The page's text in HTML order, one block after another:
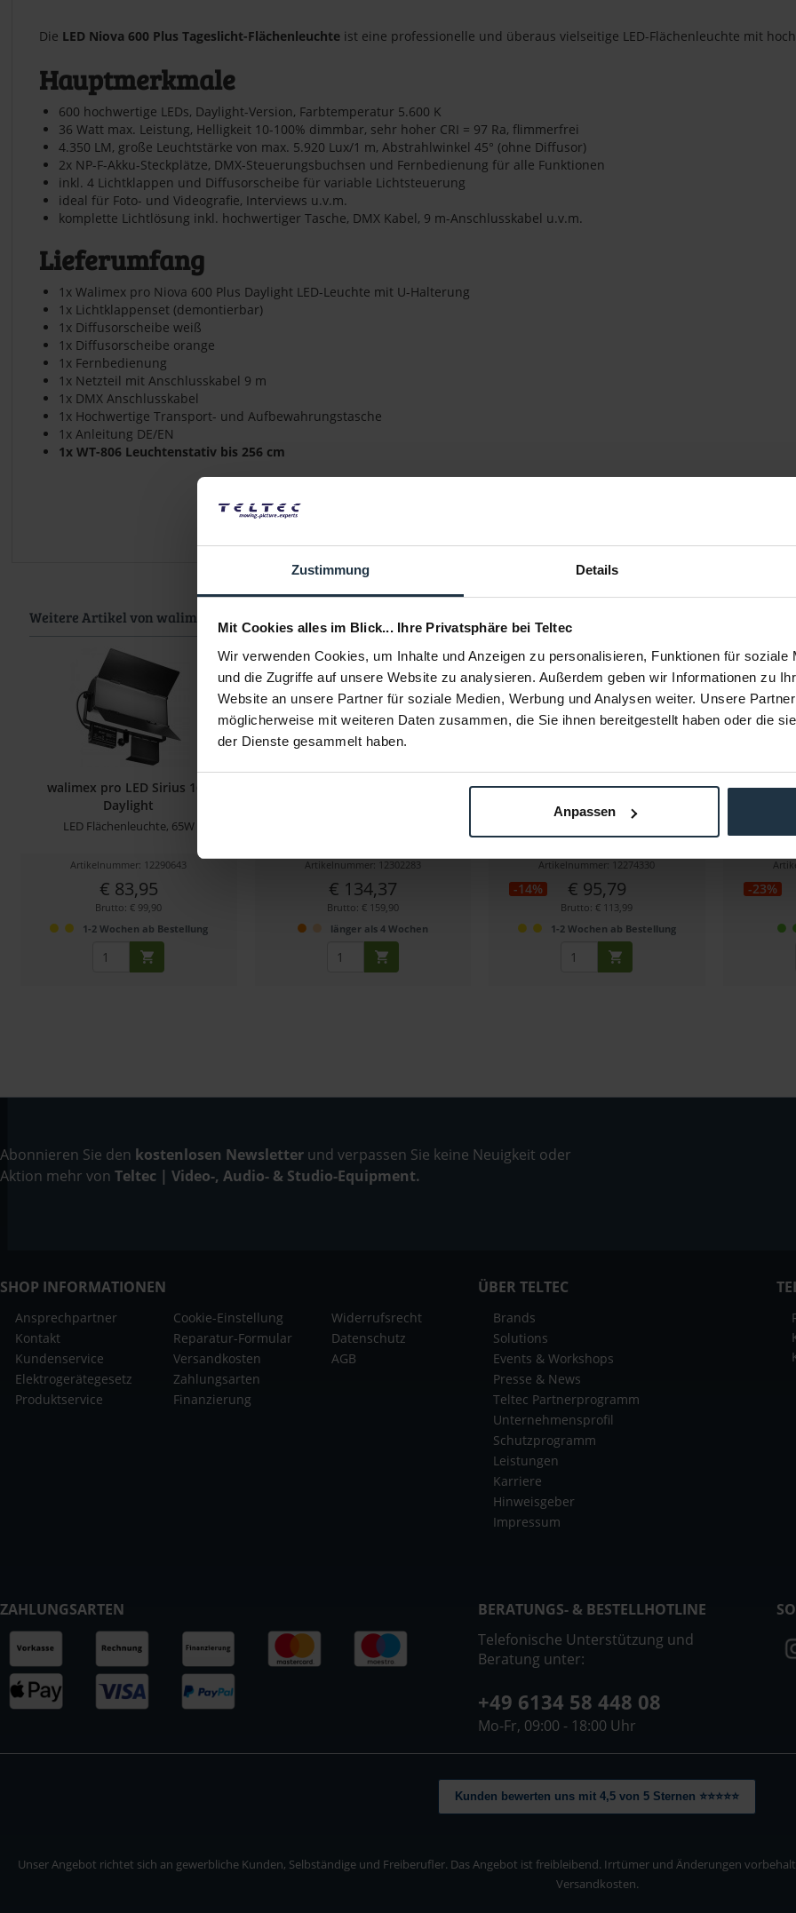
Zustimmung Details
Mit Cookies alles im Blick... Ihre Privatsphäre bei Teltec
Wir verwenden Cookies, um Inhalte und Anzeigen zu personalisieren, Funktionen für soziale
und die Zugriffe auf unsere Website zu analysieren. Außerdem geben wir Informationen zu
Website an unsere Partner für soziale Medien, Werbung und Analysen weiter. Unsere
möglicherweise mit weiteren Daten zusammen, die Sie ihnen bereitgestellt haben oder die
der Dienste gesammelt haben.
Anpassen
Die LED Niova 600 Plus Tageslicht-Flächenleuchte ist eine professionelle und überaus vielseitige LED-Flächenleuchte mit
Hauptmerkmale
600 hochwertige LEDs, Daylight-Version, Farbtemperatur 5.600 K
36 Watt max. Leistung, Helligkeit 10-100% dimmbar, sehr hoher CRI = 97 Ra, flimmerfrei
4.350 LM, große Leuchtstärke von max. 5.920 Lux/1 m, Abstrahlwinkel 45° (ohne Diffusor)
2x NP-F-Akku-Steckplätze, DMX-Steuerungsbuchsen und Fernbedienung für alle Funktionen
inkl. 4 Lichtklappen und Diffusorscheibe für variable Lichtsteuerung
ideal für Foto- und Videografie, Interviews u.v.m.
komplette Lichtlösung inkl. hochwertiger Tasche, DMX Kabel, 9 m-Anschlusskabel u.v.m.
Lieferumfang
1x Walimex pro Niova 600 Plus Daylight LED-Leuchte mit U-Halterung
1x Lichtklappenset (demontierbar)
1x Diffusorscheibe weiß
1x Diffusorscheibe orange
1x Fernbedienung
1x Netzteil mit Anschlusskabel 9 m
1x DMX Anschlusskabel
1x Hochwertige Transport- und Aufbewahrungstasche
1x Anleitung DE/EN
1x WT-806 Leuchtenstativ bis 256 cm
Weitere Artikel von walimex pro ansehen
walimex pro LED Sirius 160
Daylight
LED Flächenleuchte, 65W
Artikelnummer: 12290643
€ 83,95
Brutto: € 99,90
1-2 Wochen ab Bestellung
Artikelnummer: 12302283
€ 134,37
Brutto: € 159,90
länger als 4 Wochen
walimex pro LED 500 Versalight Bi
8051 Stativ
Artikelnummer: 12274330
-14% € 95,79
Brutto: € 113,99
1-2 Wochen ab Bestellung
walimex
-23%
Abonnieren Sie den kostenlosen Newsletter und verpassen Sie keine Neuigkeit oder
Aktion mehr von Teltec | Video-, Audio- & Studio-Equipment.
SHOP INFORMATIONEN
Ansprechpartner
Kontakt
Kundenservice
Elektrogerätegesetz
Produktservice
Cookie-Einstellung
Reparatur-Formular
Versandkosten
Zahlungsarten
Finanzierung
Widerrufsrecht
Datenschutz
AGB
ÜBER TELTEC
Brands
Solutions
Events & Workshops
Presse & News
Teltec Partnerprogramm
Unternehmensprofil
Schutzprogramm
Leistungen
Karriere
Hinweisgeber
Impressum
ZAHLUNGSARTEN
BERATUNGS- & BESTELLHOTLINE
Telefonische Unterstützung und
Beratung unter:
+49 6134 58 448 08
Mo-Fr, 09:00 - 18:00 Uhr
Kunden bewerten uns mit 4,5 von 5 Sternen ⭐⭐⭐⭐⭐
Unser Angebot richtet sich an gewerbliche Kunden, Selbständige und Freiberufler. Das Angebot ist freibleibend. Irrtümer und Änderungen
Versandkosten.